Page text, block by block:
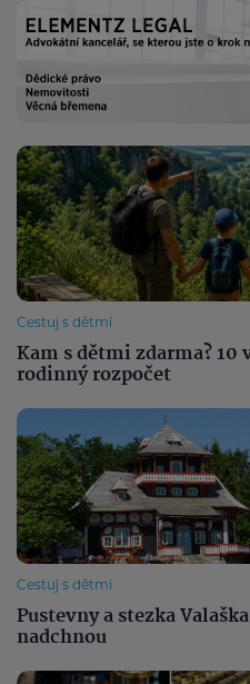
Cestuj s dětmi
Kam s dětmi zdarma?
rodinný rozpočet
Cestuj s dětmi
Pustevny a stezka
nadchnou